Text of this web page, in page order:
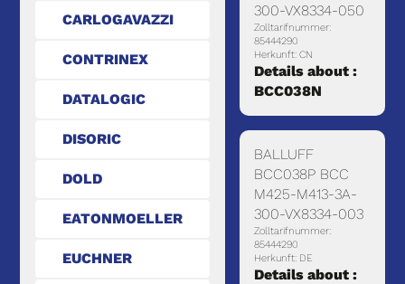
CARLOGAVAZZI
CONTRINEX
DATALOGIC
DISORIC
DOLD
EATONMOELLER
EUCHNER
300-VX8334-050
Zolltarifnummer:
85444290
Herkunft: CN
Details about :
BCC038N
BALLUFF
BCC038P BCC
M425-M413-3A-
300-VX8334-003
Zolltarifnummer:
85444290
Herkunft: DE
Details about :